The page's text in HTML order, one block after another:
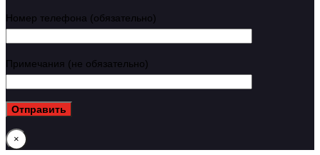
Номер телефона (обязательно)
Примечания (не обязательно)
×